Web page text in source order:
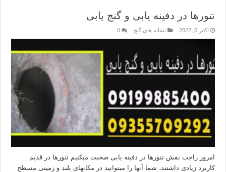
تنورها در دفینه یابی و گنج یابی
اکتبر 6, 2022 نشانه های گنج 0
امروز راجب نقش تنورها در دفینه یابی صحبت میکنیم تنورها در قدیم
کاربرد زیادی داشتند، شما آنها را میتوانید در مکانهای بلند و زمینی مسطح